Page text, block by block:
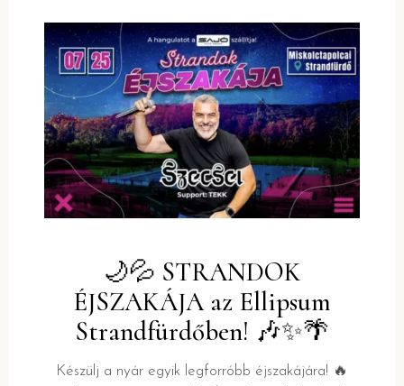
🌙💦 STRANDOK
ÉJSZAKÁJA az Ellipsum
Strandfürdőben! 🎶✨🌴
Készülj a nyár egyik legforróbb éjszakájára! 🔥